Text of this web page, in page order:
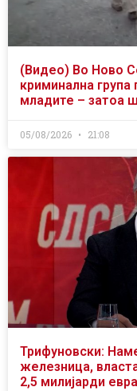
(Видео) Во Ново
криминална група
младите – затоа
05/08/2026 21:08
Трифуновски:
железница,
2,5 милијарди